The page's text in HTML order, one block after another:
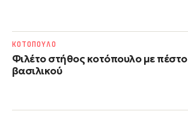
Φιλέτο στήθος κοτόπουλο με πέστο
βασιλικού
ΚΟΤΟΠΟΥΛΟ